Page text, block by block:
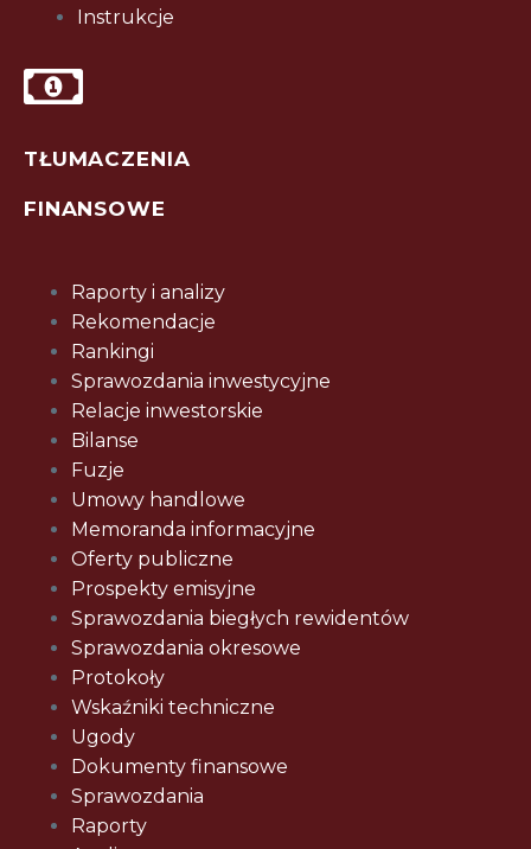
Instrukcje
TŁUMACZENIA
FINANSOWE
Raporty i analizy
Rekomendacje
Rankingi
Sprawozdania inwestycyjne
Relacje inwestorskie
Bilanse
Fuzje
Umowy handlowe
Memoranda informacyjne
Oferty publiczne
Prospekty emisyjne
Sprawozdania biegłych rewidentów
Sprawozdania okresowe
Protokoły
Wskaźniki techniczne
Ugody
Dokumenty finansowe
Sprawozdania
Raporty